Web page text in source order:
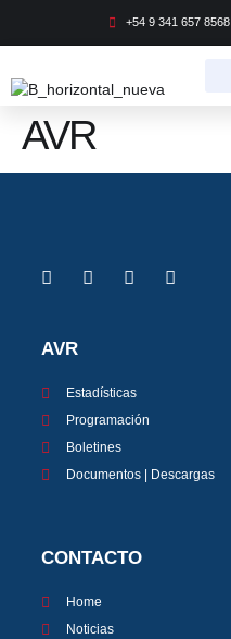
+54 9 341 657 8568
AVR
AVR
Estadísticas
Programación
Boletines
Documentos | Descargas
CONTACTO
Home
Noticias